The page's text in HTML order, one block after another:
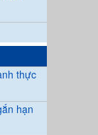
thực
hạn